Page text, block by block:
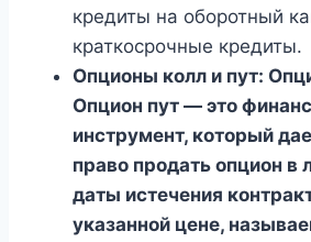
кредиты на оборотный
краткосрочные кредиты.
Опционы колл и пут:
Опцион пут — это
инструмент, который
право продать опцион в
даты истечения
указанной цене,